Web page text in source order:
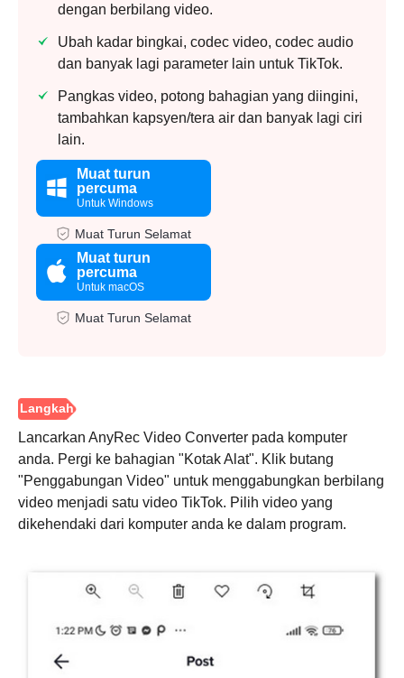
dengan berbilang video.
Ubah kadar bingkai, codec video, codec audio
dan banyak lagi parameter lain untuk TikTok.
Pangkas video, potong bahagian yang diingini,
tambahkan kapsyen/tera air dan banyak lagi ciri
lain.
Muat turun
percuma
Untuk Windows
Muat Turun Selamat
Muat turun
percuma
Untuk macOS
Muat Turun Selamat
Lancarkan AnyRec Video Converter pada komputer
anda. Pergi ke bahagian "Kotak Alat". Klik butang
"Penggabungan Video" untuk menggabungkan berbilang
video menjadi satu video TikTok. Pilih video yang
dikehendaki dari komputer anda ke dalam program.